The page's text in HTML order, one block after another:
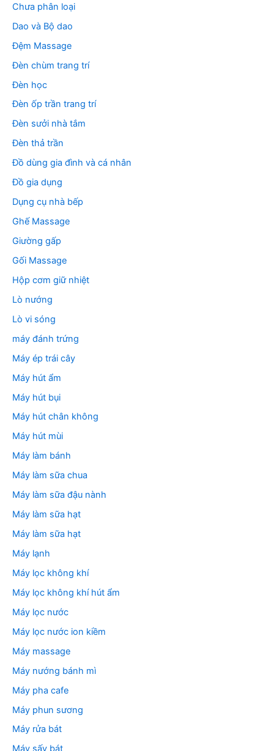
Chưa phân loại
Dao và Bộ dao
Đệm Massage
Đèn chùm trang trí
Đèn học
Đèn ốp trần trang trí
Đèn sưởi nhà tắm
Đèn thả trần
Đồ dùng gia đình và cá nhân
Đồ gia dụng
Dụng cụ nhà bếp
Ghế Massage
Giường gấp
Gối Massage
Hộp cơm giữ nhiệt
Lò nướng
Lò vi sóng
máy đánh trứng
Máy ép trái cây
Máy hút ẩm
Máy hút bụi
Máy hút chân không
Máy hút mùi
Máy làm bánh
Máy làm sữa chua
Máy làm sữa đậu nành
Máy làm sữa hạt
Máy làm sữa hạt
Máy lạnh
Máy lọc không khí
Máy lọc không khí hút ẩm
Máy lọc nước
Máy lọc nước ion kiềm
Máy massage
Máy nướng bánh mì
Máy pha cafe
Máy phun sương
Máy rửa bát